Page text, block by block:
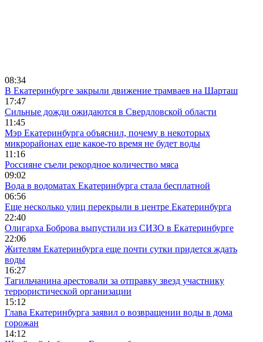
08:34
В Екатеринбурге закрыли движение трамваев на Шарташ
17:47
Сильные дожди ожидаются в Свердловской области
11:45
Мэр Екатеринбурга объяснил, почему в некоторых
микрорайонах еще какое-то время не будет воды
11:16
Россияне съели рекордное количество мяса
09:02
Вода в водоматах Екатеринбурга стала бесплатной
06:56
Еще несколько улиц перекрыли в центре Екатеринбурга
22:40
Олигарха Боброва выпустили из СИЗО в Екатеринбурге
22:06
Жителям Екатеринбурга еще почти сутки придется ждать
воды
16:27
Тагильчанина арестовали за отправку звезд участнику
террористической организации
15:12
Глава Екатеринбурга заявил о возвращении воды в дома
горожан
14:12